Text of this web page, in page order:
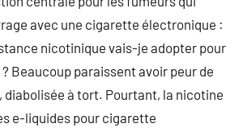
avec une cigarette électronique :
nicotinique vais-je adopter pour
Beaucoup paraissent avoir peur de
à tort. Pourtant, la nicotine
e-liquides pour cigarette